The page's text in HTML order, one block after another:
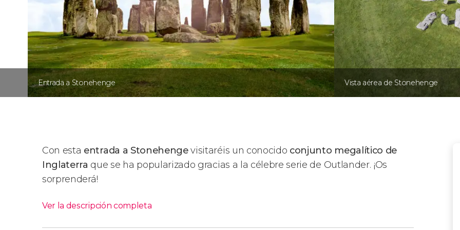
Entrada a Stonehenge Vista aérea de Stonehenge
Con esta entrada a Stonehengevisitaréis un conocido conjunto megalítico de
Inglaterra que se ha popularizado gracias a la célebre serie de Outlander. ¡Os
sorprenderá!
Ver la descripción completa